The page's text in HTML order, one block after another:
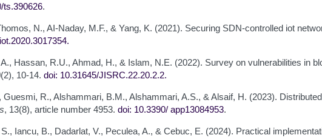
ts.390626.
N., AI-Naday, M.F., & Yang, K. (2021). Securing SDN-controlled iot
.
Hassan, R.U., Ahmad, H., & Islam, N.E. (2022). Survey on vulnerabilities in
10-14. doi: 10.31645/JISRC.22.20.2.2.
Guesmi, R., Alshammari, B.M., Alshammari, A.S., & Alsaif, H. (2023).
, 13(8), article number 4953. doi: 10.3390/ app13084953.
Iancu, B., Dadarlat, V., Peculea, A., & Cebuc, E. (2024). Practical